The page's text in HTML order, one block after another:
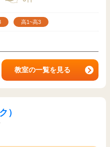
高1~高3
教室の一覧を見る
）